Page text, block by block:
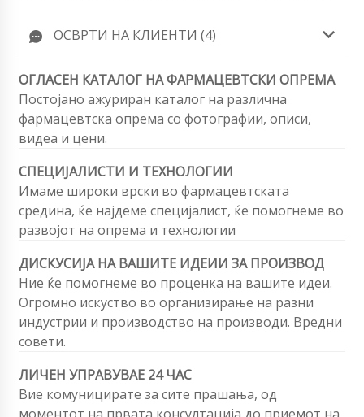
ОСВРТИ НА КЛИЕНТИ (4)
ОГЛАСЕН КАТАЛОГ НА ФАРМАЦЕВТСКИ ОПРЕМА
Постојано ажуриран каталог на различна
фармацевтска опрема со фотографии, описи,
видеа и цени.
СПЕЦИЈАЛИСТИ И ТЕХНОЛОГИИ
Имаме широки врски во фармацевтската
средина, ќе најдеме специјалист, ќе помогнеме во
развојот на опрема и технологии
ДИСКУСИЈА НА ВАШИТЕ ИДЕИИ ЗА ПРОИЗВОД
Ние ќе помогнеме во проценка на вашите идеи.
Огромно искуство во организирање на разни
индустрии и производство на производи. Вредни
совети.
ЛИЧЕН УПРАВУВАЕ 24 ЧАС
Вие комуницирате за сите прашања, од